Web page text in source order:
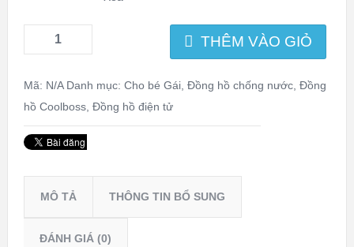
THÊM VÀO GIỎ
Mã: N/A Danh mục: Cho bé Gái, Đồng hồ chống nước, Đồng
hồ Coolboss, Đồng hồ điện tử
MÔ TẢ THÔNG TIN BỔ SUNG
ĐÁNH GIÁ (0)